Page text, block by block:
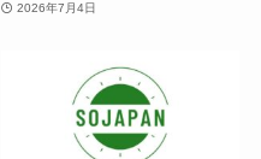
2026年7月4日